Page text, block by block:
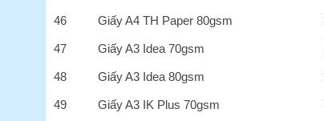
46 Giấy A4 TH Paper 80gsm
47 Giấy A3 Idea 70gsm
48 Giấy A3 Idea 80gsm
49 Giấy A3 IK Plus 70gsm